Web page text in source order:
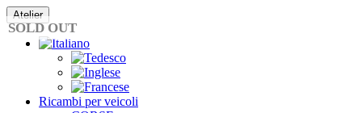
Vai
al
contenuto
Atelier
Ricambi per veicoli
SOLD OUT